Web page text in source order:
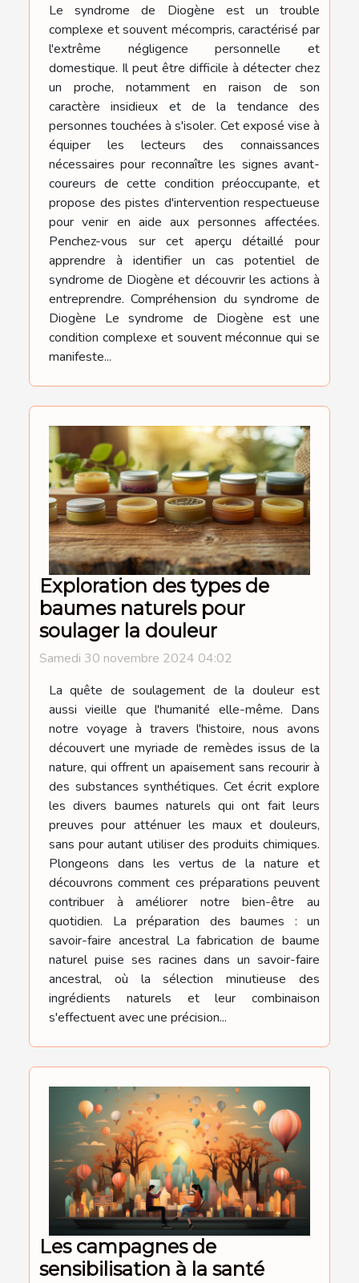
Le syndrome de Diogène est un trouble
complexe et souvent mécompris, caractérisé par
l'extrême négligence personnelle et
domestique. Il peut être difficile à détecter chez
un proche, notamment en raison de son
caractère insidieux et de la tendance des
personnes touchées à s'isoler. Cet exposé vise à
équiper les lecteurs des connaissances
nécessaires pour reconnaître les signes avant-
coureurs de cette condition préoccupante, et
propose des pistes d'intervention respectueuse
pour venir en aide aux personnes affectées.
Penchez-vous sur cet aperçu détaillé pour
apprendre à identifier un cas potentiel de
syndrome de Diogène et découvrir les actions à
entreprendre. Compréhension du syndrome de
Diogène Le syndrome de Diogène est une
condition complexe et souvent méconnue qui se
manifeste...
Exploration des types de
baumes naturels pour
soulager la douleur
Samedi 30 novembre 2024 04:02
La quête de soulagement de la douleur est
aussi vieille que l'humanité elle-même. Dans
notre voyage à travers l'histoire, nous avons
découvert une myriade de remèdes issus de la
nature, qui offrent un apaisement sans recourir à
des substances synthétiques. Cet écrit explore
les divers baumes naturels qui ont fait leurs
preuves pour atténuer les maux et douleurs,
sans pour autant utiliser des produits chimiques.
Plongeons dans les vertus de la nature et
découvrons comment ces préparations peuvent
contribuer à améliorer notre bien-être au
quotidien. La préparation des baumes : un
savoir-faire ancestral La fabrication de baume
naturel puise ses racines dans un savoir-faire
ancestral, où la sélection minutieuse des
ingrédients naturels et leur combinaison
s'effectuent avec une précision...
Les campagnes de
sensibilisation à la santé